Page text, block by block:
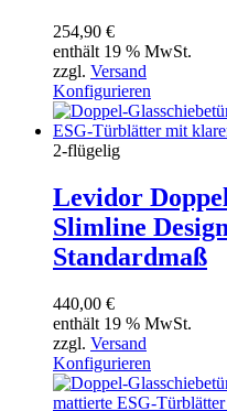
254,90 €
enthält 19 % MwSt.
zzgl. Versand
Konfigurieren
2-flügelig
Levidor
Slimline
Standardmaß
440,00 €
enthält 19 % MwSt.
zzgl. Versand
Konfigurieren